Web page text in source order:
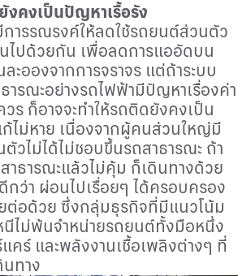
คงเป็นปัญหาเรื้อรัง
ารรณรงค์ให้ลดใช้รถยนต์ส่วนตัว
ไปด้วยกัน เพื่อลดการแออัดบน
ะอองจากการจราจร แต่ถ้าระบบ
ารณะอย่างรถไฟฟ้ามีปัญหาเรื่องค่า
ร ก็อาจจะทำให้รถติดยังคงเป็น
ไม่หาย เนื่องจากผู้คนส่วนใหญ่มี
วไม่ได้ไม่ชอบขึ้นรถสาธารณะ ถ้า
าธารณะแล้วไม่คุ้ม ก็เดินทางด้วย
ว่า ผ่อนไปเรื่อยๆ ได้ครอบครอง
ต่อด้วย ซึ่งกลุ่มธุรกิจที่มีแนวโน้ม
นีไม่พ้นจำหน่ายรถยนต์ทั้งมือหนึ่ง
คร์ และพลังงานเชื้อเพลิงต่างๆ ที่
นทาง